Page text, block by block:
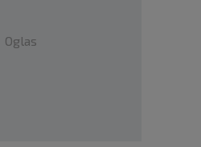
Oglas